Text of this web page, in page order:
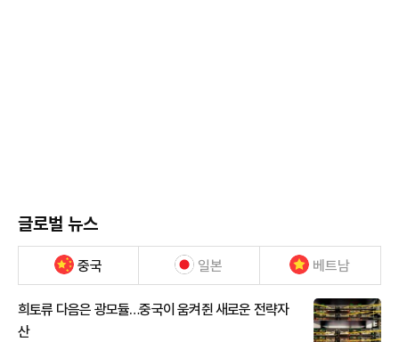
글로벌 뉴스
중국 일본 베트남
희토류 다음은 광모듈…중국이 움켜쥔 새로운 전략자
산